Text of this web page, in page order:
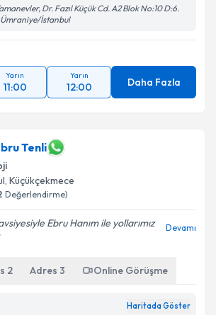
Dr. Fazıl Küçük Cd. A2 Blok No:10 D:6.
Ümraniye/İstanbul
Yarın
11:00
Yarın
12:00 Daha Fazla
Tenli
, Küçükçekmece
Değerlendirme)
Ebru Hanım ile yollarımız
Devamı
2 Adres 3 Online Görüşme
Haritada Göster